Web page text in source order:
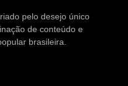
pelo desejo único
de conteúdo e
brasileira.